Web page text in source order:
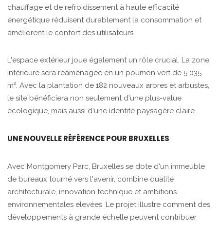
chauffage et de refroidissement à haute efficacité
énergétique réduisent durablement la consommation et
améliorent le confort des utilisateurs.
L'espace extérieur joue également un rôle crucial. La zone
intérieure sera réaménagée en un poumon vert de 5 035
m². Avec la plantation de 182 nouveaux arbres et arbustes,
le site bénéficiera non seulement d'une plus-value
écologique, mais aussi d'une identité paysagère claire.
UNE NOUVELLE RÉFÉRENCE POUR BRUXELLES
Avec Montgomery Parc, Bruxelles se dote d'un immeuble
de bureaux tourné vers l'avenir, combine qualité
architecturale, innovation technique et ambitions
environnementales élevées. Le projet illustre comment des
développements à grande échelle peuvent contribuer